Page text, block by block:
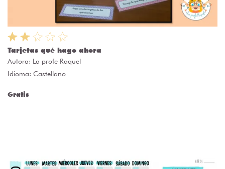
Tarjetas qué hago ahora
Autora: La profe Raquel
Idioma: Castellano
Gratis